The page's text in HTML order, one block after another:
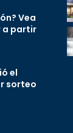
Vea
a partir
el
sorteo